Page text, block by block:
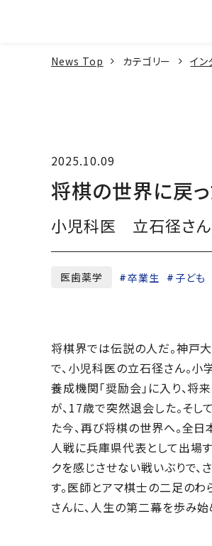
News Top カテゴリー イン
2025.10.09
将棋の世界に戻っ
小児科医 立石径さん
医歯薬学 卒業生 子ども
将棋界では伝説の人だ。神戸
で、小児科医の立石径さん。
養成機関「奨励会」に入り、将
が、17歳で突然退会した。そし
た今、再び将棋の世界へ。全
人戦に兵庫県代表として出場
クを感じさせない戦いぶりで、
す。医師とアマ棋士の二足の
さんに、人生の第二幕を歩み始